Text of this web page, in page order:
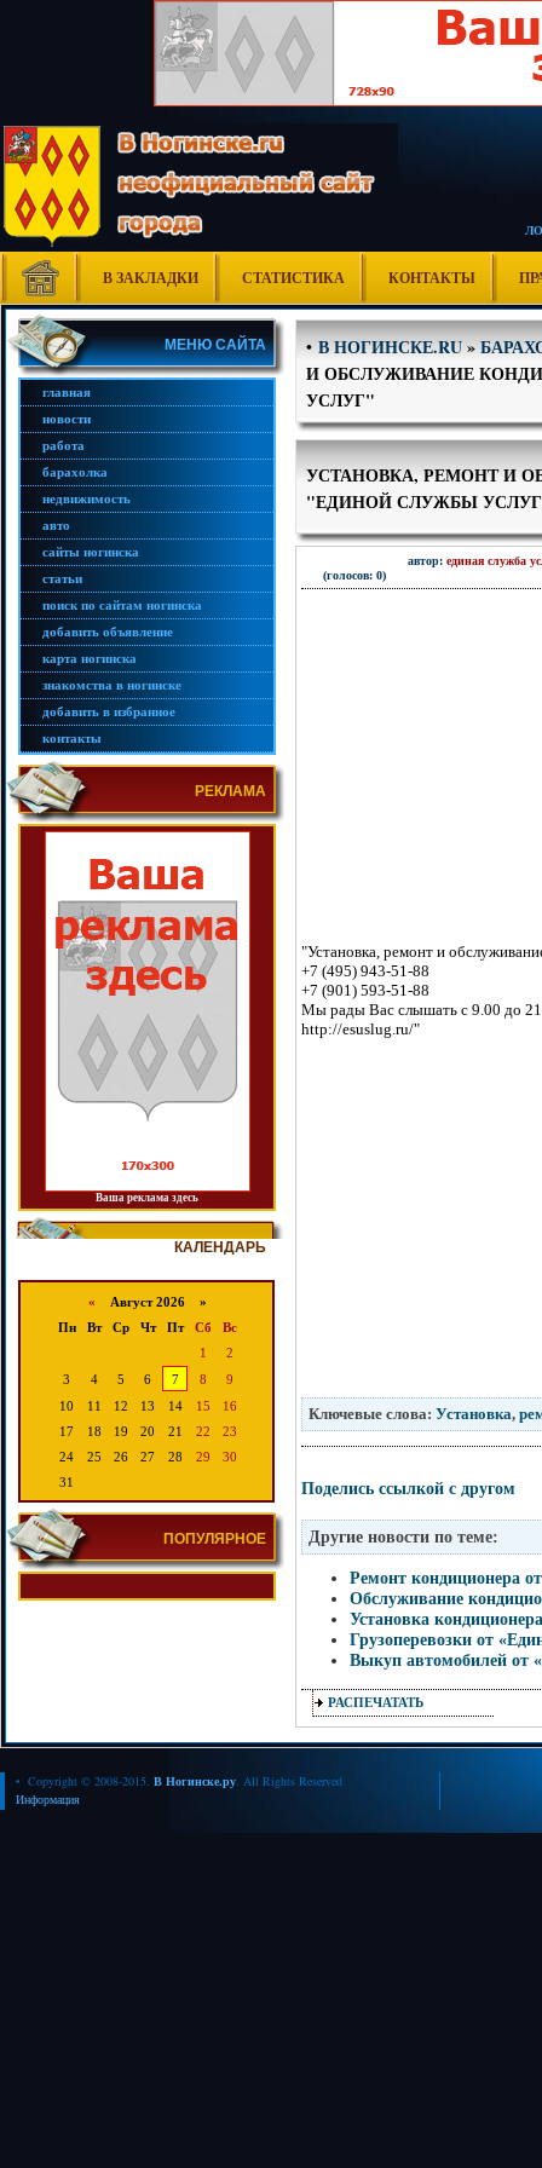
В ЗАКЛАДКИ СТАТИСТИКА КОНТАКТЫ
МЕНЮ САЙТА
главная
новости
работа
барахолка
недвижимость
авто
сайты ногинска
статьи
поиск по сайтам ногинска
добавить объявление
карта ногинска
знакомства в ногинске
добавить в избранное
контакты
РЕКЛАМА
Ваша реклама здесь
КАЛЕНДАРЬ
« Август 2026 »
Пн
Вт Ср Чт Пт Сб
Вс
1
2
3
4 5 6 7 8
9
10
11 12 13 14 15
16
17
18 19 20 21 22
23
24
25 26 27 28 29
30
31
ПОПУЛЯРНОЕ
•В НОГИНСКЕ.RU»
И ОБСЛУЖИВАНИЕ
УСЛУГ"
УСТАНОВКА, РЕМОНТ И
"ЕДИНОЙ СЛУЖБЫ
(голосов: 0)
автор: единая служба
"Установка, ремонт и
+7 (495) 943-51-88
+7 (901) 593-51-88
Мы рады Вас слышать с 9.00 до
http://esuslug.ru/"
Ключевые слова: Установка,
Поделись ссылкой с другом
Другие новости по теме:
Ремонт кондиционера
Обслуживание
Установка
Грузоперевозки от
Выкуп автомобилей от
РАСПЕЧАТАТЬ
• Copyright © 2008-2015. В Ногинске.ру. All Rights Reserved
Информация